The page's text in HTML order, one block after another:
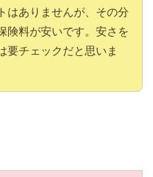
はありませんが、その分
険料が安いです。安さを
要チェックだと思いま